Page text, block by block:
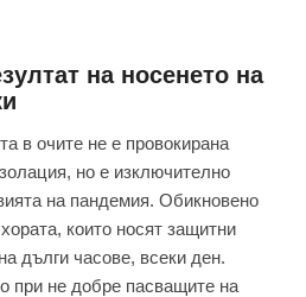
на носенето на
в очите не е провокирана
но е изключително
на пандемия. Обикновено
които носят защитни
дълги часове, всеки ден.
при не добре пасващите на